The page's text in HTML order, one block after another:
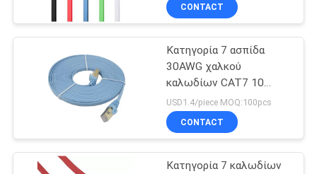
SITEMAP
PRIVACYαδιάβροχο
καλώδιο οπτικών
ινών
CONTACT
Κατηγορία 7 ασπίδα
30AWG χαλκού
καλωδίων CAT7 10
Gigabit AOC RJ45
USD1.4/piece MOQ:100pcs
CONTACT
Κατηγορία 7 καλωδίων